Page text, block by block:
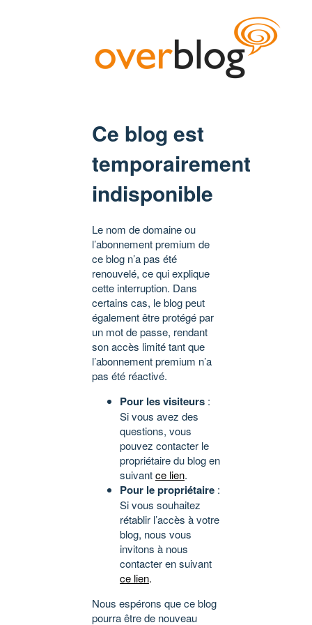
Ce blog est
temporairement
indisponible
Le nom de domaine ou
l’abonnement premium de
ce blog n’a pas été
renouvelé, ce qui explique
cette interruption. Dans
certains cas, le blog peut
également être protégé par
un mot de passe, rendant
son accès limité tant que
l’abonnement premium n’a
pas été réactivé.
Pour les visiteurs :
Si vous avez des
questions, vous
pouvez contacter le
propriétaire du blog en
suivantce lien.
Pour le propriétaire :
Si vous souhaitez
rétablir l’accès à votre
blog, nous vous
invitons à nous
contacter en suivant
ce lien.
Nous espérons que ce blog
pourra être de nouveau